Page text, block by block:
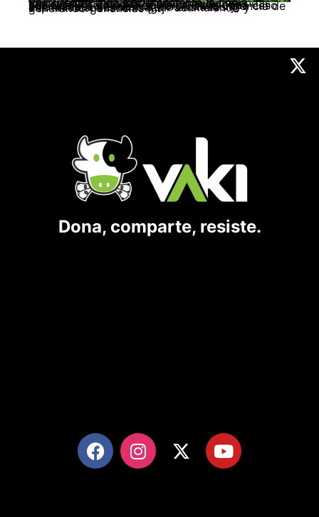
Por: Freddy Díaz Recientemente la crisis energética ha ocupado parte de las agendas tanto de los Estados y las instituciones capitalistas, como de las organizaciones sociales y políticas populares. Para cada caso por razones diferentes, pero con la urgencia de afrontarla. En el caso de los Estados y capitalistas, buscan seguir acumulando y generando ganancias […]
Dona, comparte, resiste.